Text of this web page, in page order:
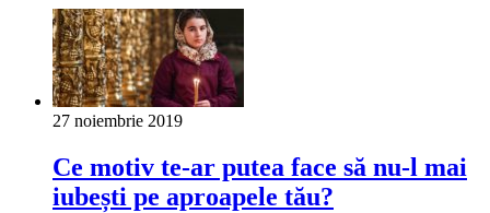
27 noiembrie 2019
Ce motiv te-ar putea face să nu-l mai
iubești pe aproapele tău?